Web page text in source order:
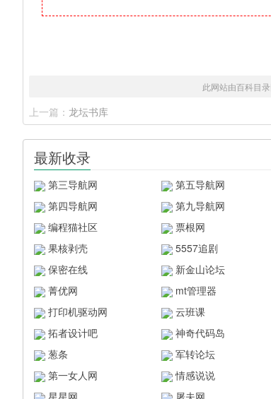
此网站由百科目
上一篇： 龙坛书库
最新收录
第三导航网 第五导航网
第四导航网
第九导航网
编程猫社区
票根网
果核剥壳
5557追剧
保密在线
新金山论坛
菁优网
mt管理器
打印机驱动网
云班课
拓者设计吧
神奇代码岛
葱条
军转论坛
第一女人网
情感说说